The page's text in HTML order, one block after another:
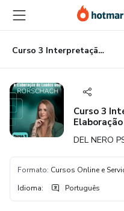
para
conteúdo
principal
para
pagamento
para
rodapé
Curso 3 Interpretação de Resultados e Elaboração de Laudos com RORSCHACH
Curso 3
DEL NERO
Formato: Cursos Online e
Idioma: Português